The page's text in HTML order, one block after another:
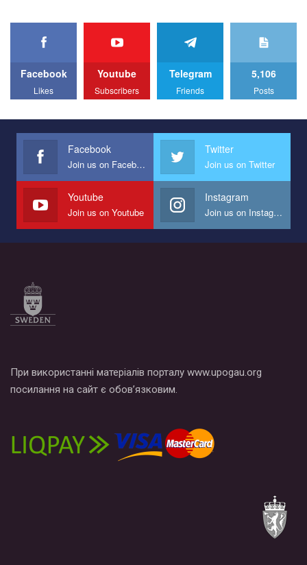
We appeal to your support and ask to help us implement our plan
All you have to do is to press "Like" below the video.
Эмоционально сильный ролик от команды "Гей-альянс
представляющий программу развития организации.
Мы просим вас поддержать нас и помочь нам реализовать
наш план по борьбе с насилием и дискриминацией на почве
СОГИ в Украине.
Все, что вам нужно сделать - это зайти на наш канал YouTube
по этой ссылке и поставить лайк под видео.
Facebook
Likes
Youtube
Subscribers
Telegram
Friends
5,106
Posts
Facebook
Join us on Facebook
Twitter
Join us on Twitter
Youtube
Join us on Youtube
Instagram
Join us on Instagram
При використанні матеріалів порталу www.upogau.org
посилання на сайт є обов’язковим.